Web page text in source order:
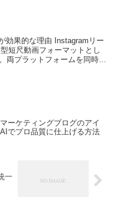
効果的な理由 Instagramリー
短尺動画フォーマットとし
両プラットフォームを同時に
ーケティングブログのアイ
でプロ品質に仕上げる方法
一